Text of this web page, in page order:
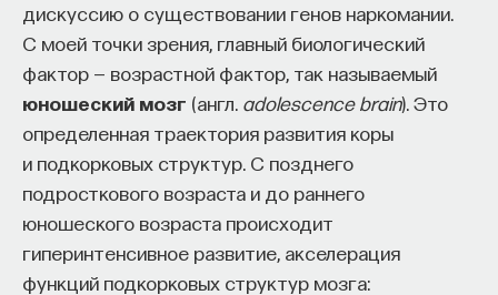
дискуссию о существовании генов наркомании.
С моей точки зрения, главный биологический
фактор — возрастной фактор, так называемый
юношеский мозг (англ. adolescence brain). Это
определенная траектория развития коры
и подкорковых структур. С позднего
подросткового возраста и до раннего
юношеского возраста происходит
гиперинтенсивное развитие, акселерация
функций подкорковых структур мозга: